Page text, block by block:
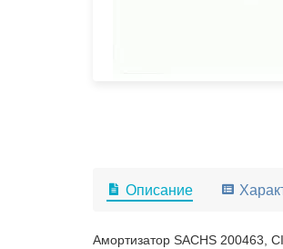
Описание
Амортизатор SACHS 200463,